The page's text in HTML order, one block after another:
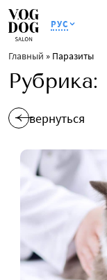
РУС
Главный » Паразиты
Рубрика:
вернуться